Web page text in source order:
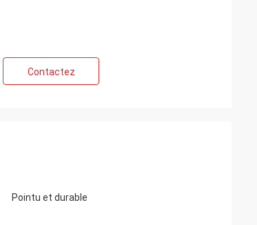
Contactez
Pointu et durable